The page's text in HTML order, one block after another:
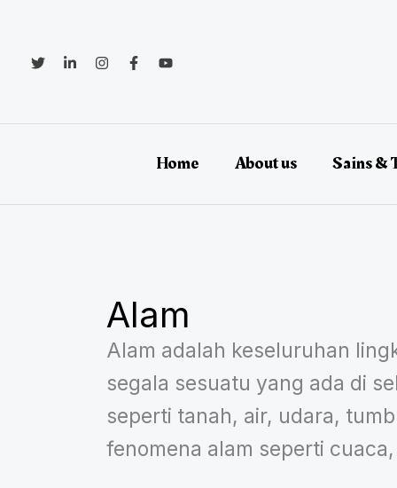
konten
Home About us Sains &
Alam
Alam adalah keseluruhan
segala sesuatu yang ada di
seperti tanah, air, udara,
fenomena alam seperti